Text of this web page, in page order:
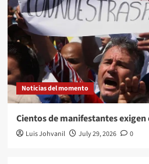
Noticias del momento
Cientos de manifestantes exigen
Luis Johvanil July 29, 2026 0